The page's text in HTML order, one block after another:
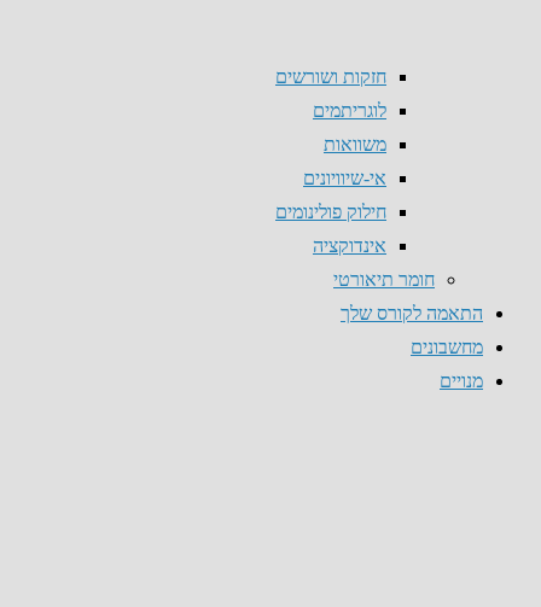
חזקות ושורשים
לוגריתמים
משוואות
אי-שיוויונים
חילוק פולינומים
אינדוקציה
חומר תיאורטי
התאמה לקורס שלך
מחשבונים
מנויים